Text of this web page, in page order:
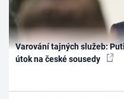
Varování tajných služeb:
útok na české sousedy